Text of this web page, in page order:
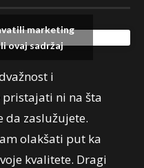
marketing
ovaj sadržaj
i
ni na šta
da zaslužujete.
olakšati put ka
kvalitete. Dragi